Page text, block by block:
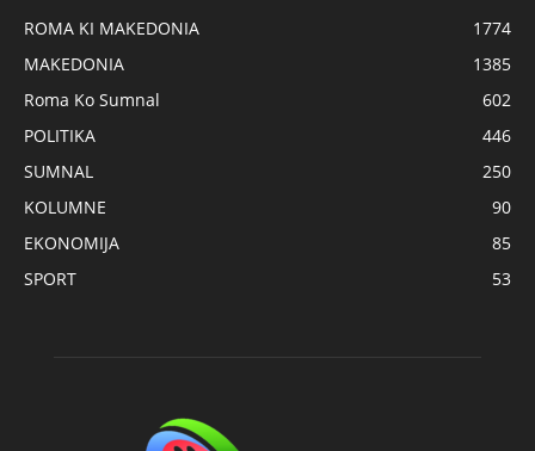
ROMA KI MAKEDONIA
1774
MAKEDONIA
1385
Roma Ko Sumnal
602
POLITIKA
446
SUMNAL
250
KOLUMNE
90
EKONOMIJA
85
SPORT
53